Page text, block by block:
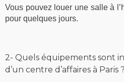
Vous pouvez louer une salle à
pour quelques jours.
2- Quels équipements sont
d’un centre d’affaires à Paris ?